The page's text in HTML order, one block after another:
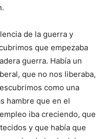
de la guerra y
que empezaba
guerra. Había un
que no nos liberaba,
como una
hambre que en el
iba creciendo, que
y que había que